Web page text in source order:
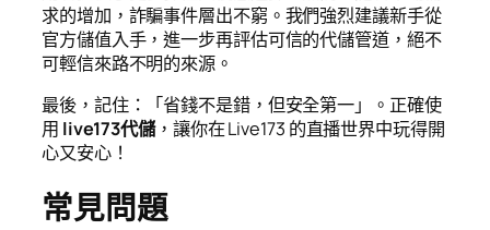
求的增加，詐騙事件層出不窮。我們強烈建議新手從
官方儲值入手，進一步再評估可信的代儲管道，絕不
可輕信來路不明的來源。
最後，記住：「省錢不是錯，但安全第一」。正確使
用 live173代儲，讓你在 Live173 的直播世界中玩得開
心又安心！
常見問題